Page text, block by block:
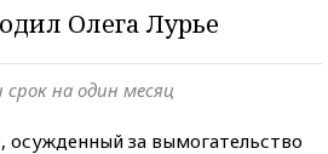
Олега Лурье
на один месяц
за вымогательство